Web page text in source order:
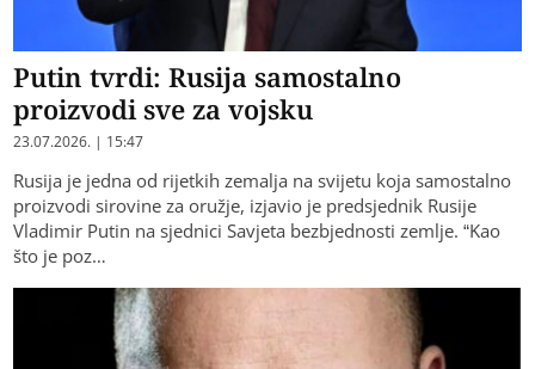
Putin tvrdi: Rusija samostalno
proizvodi sve za vojsku
23.07.2026. | 15:47
Rusija je jedna od rijetkih zemalja na svijetu koja samostalno
proizvodi sirovine za oružje, izjavio je predsjednik Rusije
Vladimir Putin na sjednici Savjeta bezbjednosti zemlje. “Kao
što je poz…